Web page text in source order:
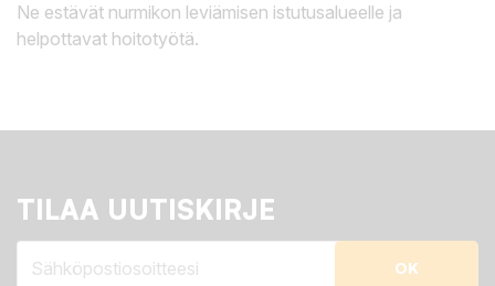
Ne estävät nurmikon leviämisen istutusalueelle ja
helpottavat hoitotyötä.
TILAA UUTISKIRJE